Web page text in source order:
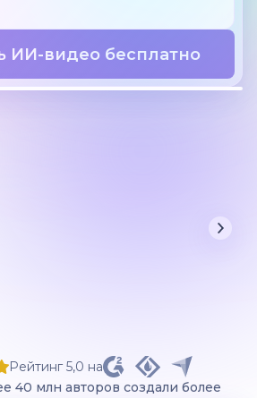
ИИ-видео бесплатно
Рейтинг 5,0 на
40 млн авторов создали более